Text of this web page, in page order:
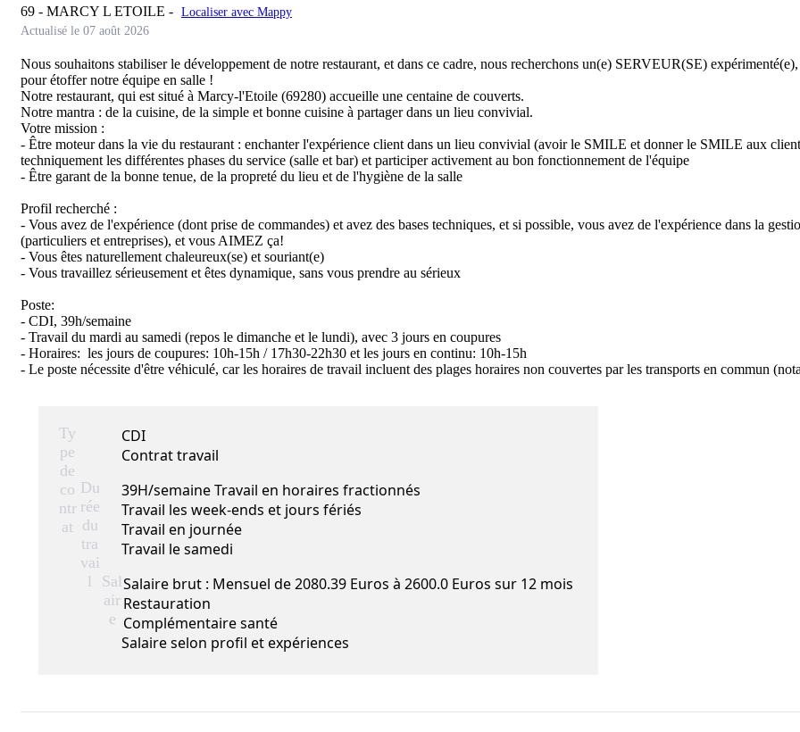
69 - MARCY L ETOILE - Localiser avec Mappy
Actualisé le 07 août 2026
Nous souhaitons stabiliser le développement de notre restaurant, et dans ce cadre, nous recherchons un(e) SERVEUR(SE)
pour étoffer notre équipe en salle !
Notre restaurant, qui est situé à Marcy-l'Etoile (69280) accueille une centaine de couverts.
Notre mantra : de la cuisine, de la simple et bonne cuisine à partager dans un lieu convivial.
Votre mission :
- Être moteur dans la vie du restaurant : enchanter l'expérience client dans un lieu convivial (avoir le SMILE et donner le SMILE aux
techniquement les différentes phases du service (salle et bar) et participer activement au bon fonctionnement de l'équipe
- Être garant de la bonne tenue, de la propreté du lieu et de l'hygiène de la salle
Profil recherché :
- Vous avez de l'expérience (dont prise de commandes) et avez des bases techniques, et si possible, vous avez de l'expérience dans la
(particuliers et entreprises), et vous AIMEZ ça!
- Vous êtes naturellement chaleureux(se) et souriant(e)
- Vous travaillez sérieusement et êtes dynamique, sans vous prendre au sérieux
Poste:
- CDI, 39h/semaine
- Travail du mardi au samedi (repos le dimanche et le lundi), avec 3 jours en coupures
- Horaires:  les jours de coupures: 10h-15h / 17h30-22h30 et les jours en continu: 10h-15h
- Le poste nécessite d'être véhiculé, car les horaires de travail incluent des plages horaires non couvertes par les transports en commun
Ty
pe
de
co
ntr
at
CDI
Contrat travail
Du
rée
du
tra
vai
l
39H/semaine Travail en horaires fractionnés
Travail les week-ends et jours fériés
Travail en journée
Travail le samedi
Sal
air
e
Salaire brut : Mensuel de 2080.39 Euros à 2600.0 Euros sur 12 mois
Restauration
Complémentaire santé
Salaire selon profil et expériences